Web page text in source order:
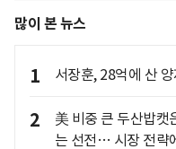
많이 본 뉴스
1 서장훈, 28억에 산
2
美 비중 큰 두산밥캣
는 선전… 시장 전략